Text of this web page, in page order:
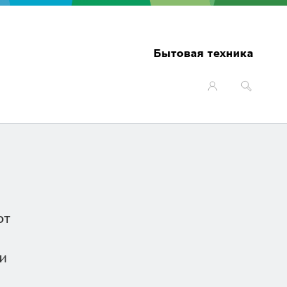
Бытовая техника